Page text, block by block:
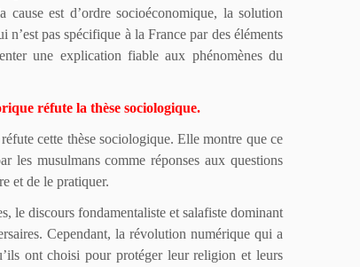
est d’ordre socioéconomique, la solution
pas spécifique à la France par des éléments
une explication fiable aux phénomènes du
réfute la thèse sociologique.
cette thèse sociologique. Elle montre que ce
les musulmans comme réponses aux questions
et de le pratiquer.
le discours fondamentaliste et salafiste dominant
Cependant, la révolution numérique qui a
ont choisi pour protéger leur religion et leurs